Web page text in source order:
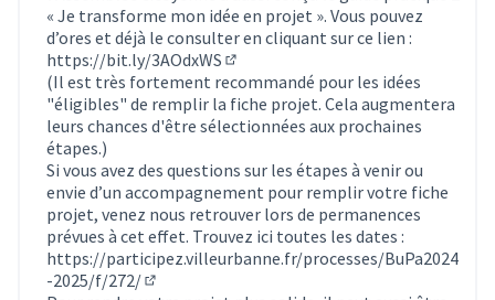
« Je transforme mon idée en projet ». Vous pouvez
d’ores et déjà le consulter en cliquant sur ce lien :
https://bit.ly/3AOdxWS
(Lien externe)
(Il est très fortement recommandé pour les idées
"éligibles" de remplir la fiche projet. Cela augmentera
leurs chances d'être sélectionnées aux prochaines
étapes.)
Si vous avez des questions sur les étapes à venir ou
envie d’un accompagnement pour remplir votre fiche
projet, venez nous retrouver lors de permanences
prévues à cet effet. Trouvez ici toutes les dates :
https://participez.villeurbanne.fr/processes/BuPa2024
-2025/f/272/